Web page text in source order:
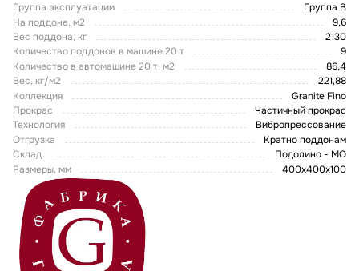
Группа эксплуатации
Группа В
На поддоне, м2
9,6
Вес поддона, кг
2130
Количество поддонов в машине 20 т
9
Количество в автомашине 20 т, м2
86,4
Вес, кг/м2
221,88
Коллекция
Granite Fino
Прокрас
Частичный прокрас
Технология
Вибропрессование
Отгрузка
Кратно поддонам
Склад
Подолино - МО
Размеры, мм
400x400x100